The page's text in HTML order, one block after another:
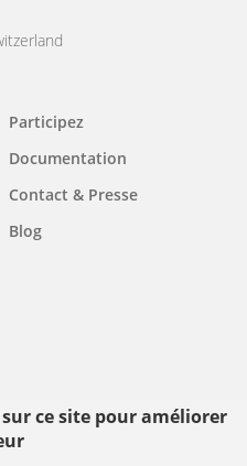
ce site pour améliorer
Participez
Documentation
Contact & Presse
Blog